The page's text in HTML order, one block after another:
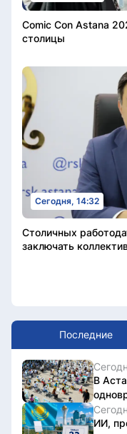
Comic Con Astana
столицы
Сегодня, 14:32
Столичных
заключать
Последние
В
ИИ,